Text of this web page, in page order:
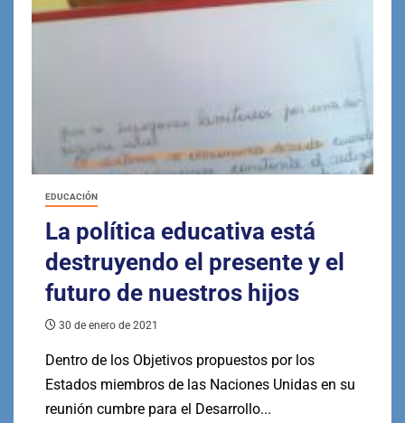
EDUCACIÓN
La política educativa está
destruyendo el presente y el
futuro de nuestros hijos
30 de enero de 2021
Dentro de los Objetivos propuestos por los
Estados miembros de las Naciones Unidas en su
reunión cumbre para el Desarrollo...